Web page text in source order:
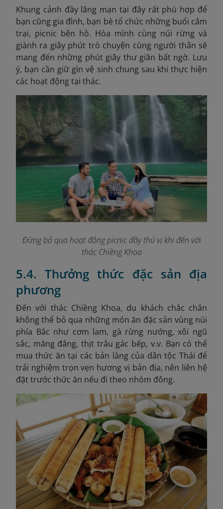
Khung cảnh đầy lãng mạn tại đây rất phù hợp để
bạn cũng gia đình, bạn bè tổ chức những buổi cắm
trại, picnic bên hồ. Hòa mình cùng núi rừng và
giành ra giây phút trò chuyện cùng người thân sẽ
mang đến những phút giây thư giãn bất ngờ. Lưu
ý, bạn cần giữ gìn vệ sinh chung sau khi thực hiện
các hoạt động tại thác.
Đừng bỏ qua hoạt động picnic đầy thú vị khi đến với
thác Chiềng Khoa
5.4. Thưởng thức đặc sản địa
phương
Đến với thác Chiềng Khoa, du khách chắc chắn
không thể bỏ qua những món ăn đặc sản vùng núi
phía Bắc như cơm lam, gà rừng nướng, xôi ngũ
sắc, măng đắng, thịt trâu gác bếp, v.v. Bạn có thể
mua thức ăn tại các bản làng của dân tộc Thái để
trải nghiệm trọn vẹn hương vị bản địa, nên liên hệ
đặt trước thức ăn nếu đi theo nhóm đông.